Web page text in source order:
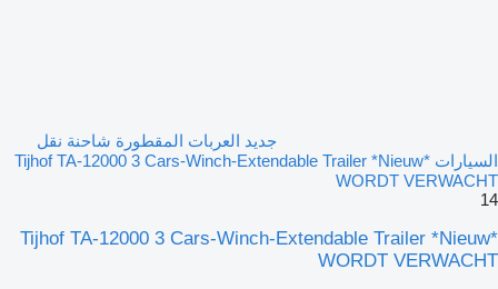
جديد العربات المقطورة شاحنة نقل
السيارات Tijhof TA-12000 3 Cars-Winch-Extendable Trailer *Nieuw*
WORDT VERWACHT
14
Tijhof TA-12000 3 Cars-Winch-Extendable Trailer *Nieuw*
WORDT VERWACHT